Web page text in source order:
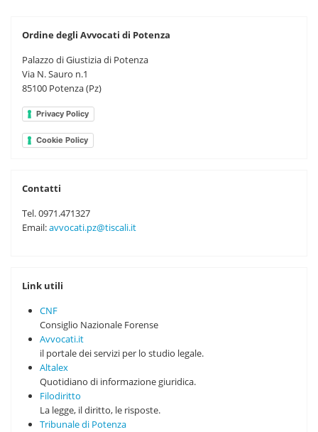
Ordine degli Avvocati di Potenza
Palazzo di Giustizia di Potenza
Via N. Sauro n.1
85100 Potenza (Pz)
Privacy Policy
Cookie Policy
Contatti
Tel. 0971.471327
Email:avvocati.pz@tiscali.it
Link utili
CNF
Consiglio Nazionale Forense
Avvocati.it
il portale dei servizi per lo studio legale.
Altalex
Quotidiano di informazione giuridica.
Filodiritto
La legge, il diritto, le risposte.
Tribunale di Potenza